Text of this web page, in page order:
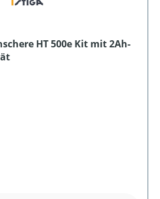
HT 500e Kit mit 2Ah-